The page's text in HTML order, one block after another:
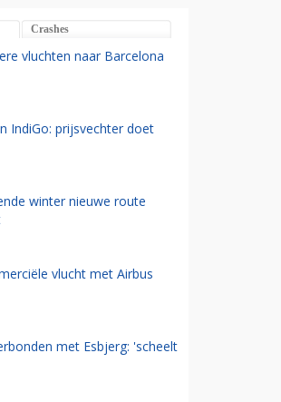
Crashes
vluchten naar Barcelona
IndiGo: prijsvechter doet
winter nieuwe route
vlucht met Airbus
met Esbjerg: 'scheelt